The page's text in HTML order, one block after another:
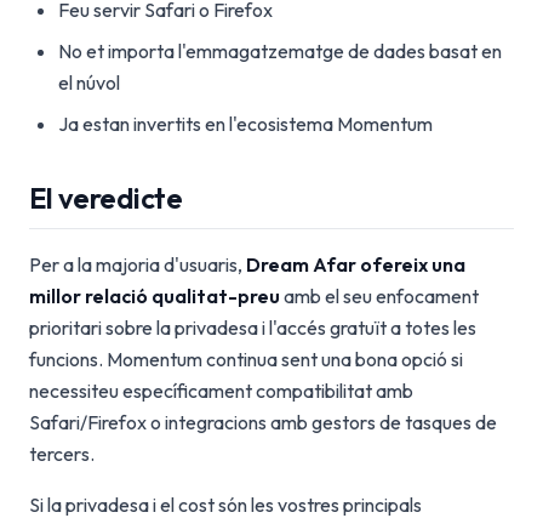
Feu servir Safari o Firefox
No et importa l'emmagatzematge de dades basat en
el núvol
Ja estan invertits en l'ecosistema Momentum
El veredicte
Per a la majoria d'usuaris, Dream Afar ofereix una
millor relació qualitat-preu amb el seu enfocament
prioritari sobre la privadesa i l'accés gratuït a totes les
funcions. Momentum continua sent una bona opció si
necessiteu específicament compatibilitat amb
Safari/Firefox o integracions amb gestors de tasques de
tercers.
Si la privadesa i el cost són les vostres principals